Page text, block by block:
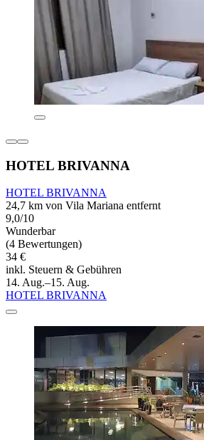
HOTEL BRIVANNA
HOTEL BRIVANNA
24,7 km von Vila Mariana entfernt
9,0/10
Wunderbar
(4 Bewertungen)
34 €
inkl. Steuern & Gebühren
14. Aug.–15. Aug.
HOTEL BRIVANNA